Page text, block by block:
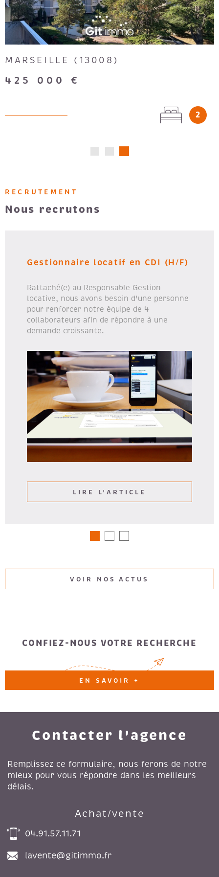
MARSEILLE (13008)
425 000 €
2
RECRUTEMENT
Nous recrutons
Gestionnaire locatif en CDI (H/F)
Rattaché(e) au Responsable Gestion
locative, nous avons besoin d'une personne
pour renforcer notre équipe de 4
collaborateurs afin de répondre à une
demande croissante.
LIRE L'ARTICLE
VOIR NOS ACTUS
CONFIEZ-NOUS VOTRE RECHERCHE
EN SAVOIR +
Contacter l'agence
Remplissez ce formulaire, nous ferons de notre
mieux pour vous répondre dans les meilleurs
délais.
Achat/vente
04.91.57.11.71
lavente@gitimmo.fr